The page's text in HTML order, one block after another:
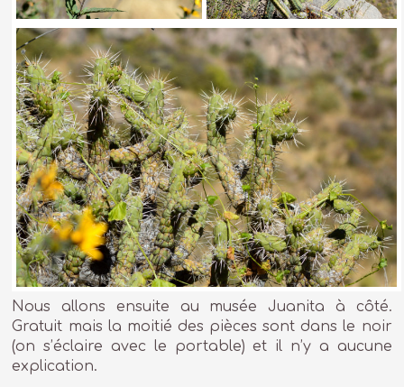
Nous allons ensuite au musée Juanita à côté.
Gratuit mais la moitié des pièces sont dans le noir
(on s’éclaire avec le portable) et il n’y a aucune
explication.